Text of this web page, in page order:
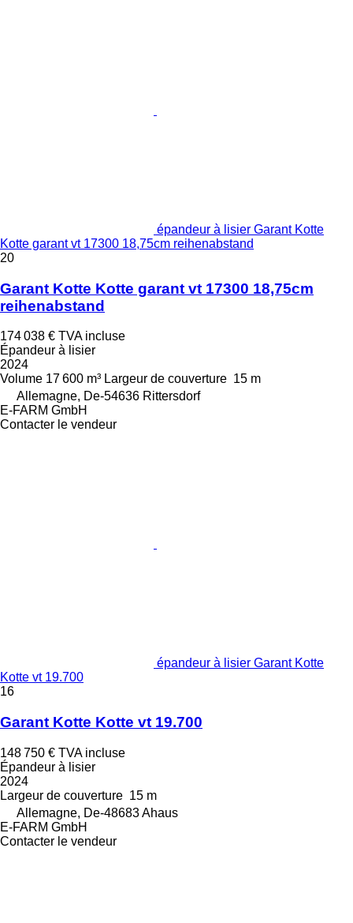
épandeur à lisier Garant Kotte
Kotte garant vt 17300 18,75cm reihenabstand
20
Garant Kotte Kotte garant vt 17300 18,75cm
reihenabstand
174 038 € TVA incluse
Épandeur à lisier
2024
Volume 17 600 m³ Largeur de couverture 15 m
Allemagne, De-54636 Rittersdorf
E-FARM GmbH
Contacter le vendeur
épandeur à lisier Garant Kotte
Kotte vt 19.700
16
Garant Kotte Kotte vt 19.700
148 750 € TVA incluse
Épandeur à lisier
2024
Largeur de couverture 15 m
Allemagne, De-48683 Ahaus
E-FARM GmbH
Contacter le vendeur